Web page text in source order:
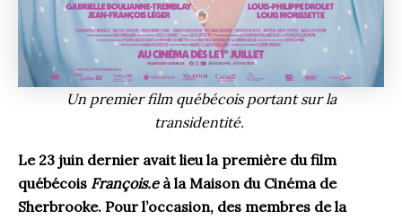
Un premier film québécois portant sur la
transidentité.
Le 23 juin dernier avait lieu la première du film
québécois François.eà la Maison du Cinéma de
Sherbrooke. Pour l’occasion, des membres de la